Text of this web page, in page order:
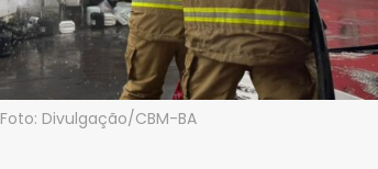
Foto: Divulgação/CBM-BA